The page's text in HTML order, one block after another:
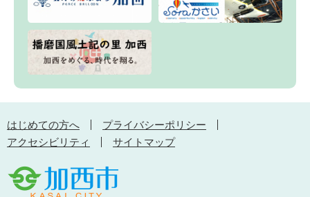
はじめての方へ
プライバシーポリシー
アクセシビリティ
サイトマップ